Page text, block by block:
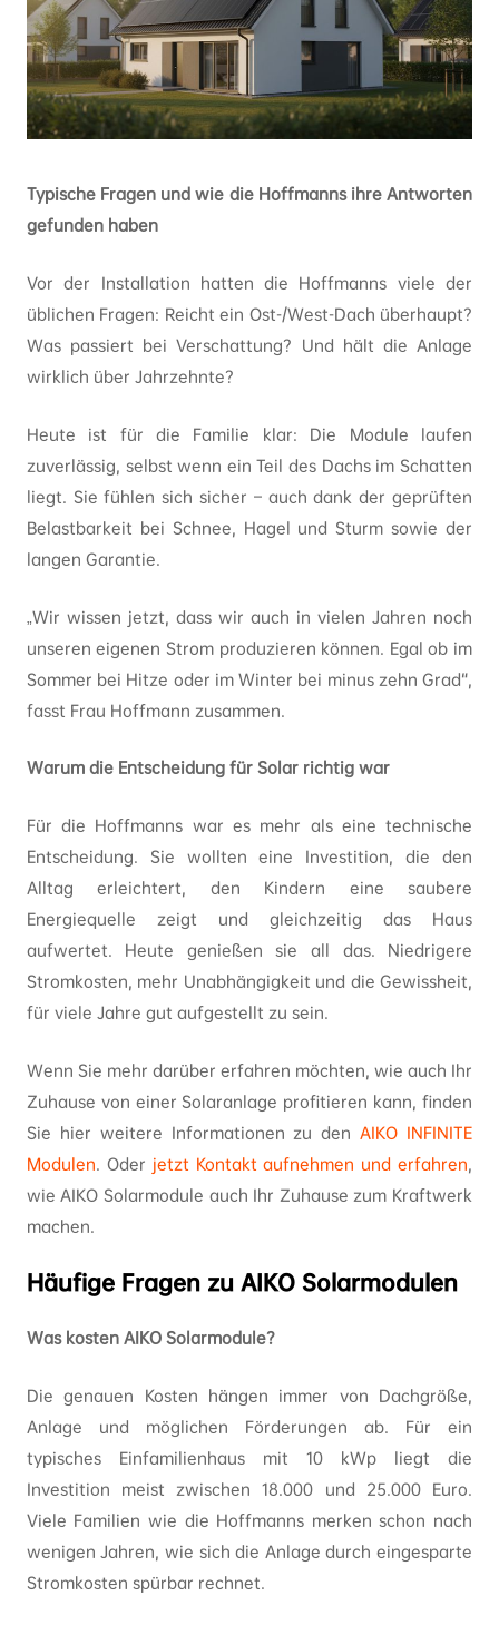
Typische Fragen und wie die Hoffmanns ihre Antworten
gefunden haben
Vor der Installation hatten die Hoffmanns viele der
üblichen Fragen: Reicht ein Ost-/West-Dach überhaupt?
Was passiert bei Verschattung? Und hält die Anlage
wirklich über Jahrzehnte?
Heute ist für die Familie klar: Die Module laufen
zuverlässig, selbst wenn ein Teil des Dachs im Schatten
liegt. Sie fühlen sich sicher – auch dank der geprüften
Belastbarkeit bei Schnee, Hagel und Sturm sowie der
langen Garantie.
„Wir wissen jetzt, dass wir auch in vielen Jahren noch
unseren eigenen Strom produzieren können. Egal ob im
Sommer bei Hitze oder im Winter bei minus zehn Grad“,
fasst Frau Hoffmann zusammen.
Warum die Entscheidung für Solar richtig war
Für die Hoffmanns war es mehr als eine technische
Entscheidung. Sie wollten eine Investition, die den
Alltag erleichtert, den Kindern eine saubere
Energiequelle zeigt und gleichzeitig das Haus
aufwertet. Heute genießen sie all das. Niedrigere
Stromkosten, mehr Unabhängigkeit und die Gewissheit,
für viele Jahre gut aufgestellt zu sein.
Wenn Sie mehr darüber erfahren möchten, wie auch Ihr
Zuhause von einer Solaranlage profitieren kann, finden
Sie hier weitere Informationen zu denAIKO INFINITE
Modulen. Oder jetzt Kontakt aufnehmen und erfahren,
wie AIKO Solarmodule auch Ihr Zuhause zum Kraftwerk
machen.
Häufige Fragen zu AIKO Solarmodulen
Was kosten AIKO Solarmodule?
Die genauen Kosten hängen immer von Dachgröße,
Anlage und möglichen Förderungen ab. Für ein
typisches Einfamilienhaus mit 10 kWp liegt die
Investition meist zwischen 18.000 und 25.000 Euro.
Viele Familien wie die Hoffmanns merken schon nach
wenigen Jahren, wie sich die Anlage durch eingesparte
Stromkosten spürbar rechnet.